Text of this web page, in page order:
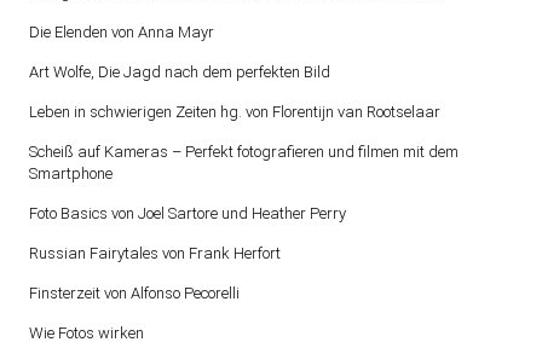
Die Elenden von Anna Mayr
Art Wolfe, Die Jagd nach dem perfekten Bild
Leben in schwierigen Zeiten hg. von Florentijn van Rootselaar
Scheiß auf Kameras – Perfekt fotografieren und filmen mit dem
Smartphone
Foto Basics von Joel Sartore und Heather Perry
Russian Fairytales von Frank Herfort
Finsterzeit von Alfonso Pecorelli
Wie Fotos wirken